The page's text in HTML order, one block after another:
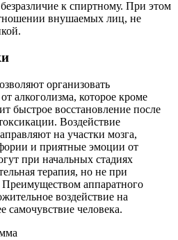
к спиртному. При этом
внушаемых лиц, не
организовать
алкоголизма, которое кроме
быстрое восстановление после
Воздействие
на участки мозга,
и приятные эмоции от
при начальных стадиях
терапия, но не при
аппаратного
воздействие на
человека.